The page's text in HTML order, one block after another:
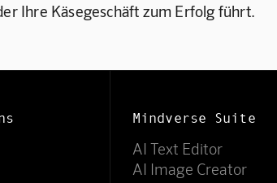
Ihre Käsegeschäft zum Erfolg führt.
Mindverse Suite
AI Text Editor
AI Image Creator